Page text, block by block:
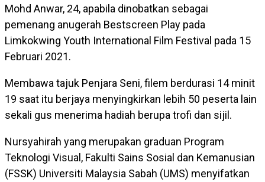
Mohd Anwar, 24, apabila dinobatkan sebagai
pemenang anugerah Bestscreen Play pada
Limkokwing Youth International Film Festival pada 15
Februari 2021.
Membawa tajuk Penjara Seni, filem berdurasi 14 minit
19 saat itu berjaya menyingkirkan lebih 50 peserta lain
sekali gus menerima hadiah berupa trofi dan sijil.
Nursyahirah yang merupakan graduan Program
Teknologi Visual, Fakulti Sains Sosial dan Kemanusian
(FSSK) Universiti Malaysia Sabah (UMS) menyifatkan